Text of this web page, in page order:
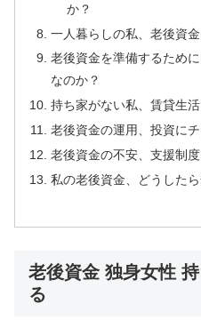
か？
一人暮らしの私、老後資
老後資金を準備するため
なのか？
持ち家がない私、賃貸生
老後資金の運用、投資に
老後資金の不安、支援制
私の老後資金、どうした
老後資金 独身女性
る